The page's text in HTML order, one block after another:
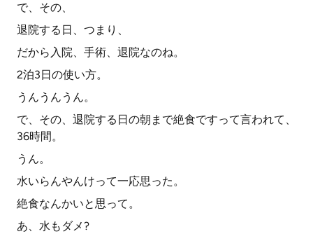
で、その、
退院する日、つまり、
だから入院、手術、退院なのね。
2泊3日の使い方。
うんうんうん。
で、その、退院する日の朝まで絶食ですって言われて、
36時間。
うん。
水いらんやんけって一応思った。
絶食なんかいと思って。
あ、水もダメ?